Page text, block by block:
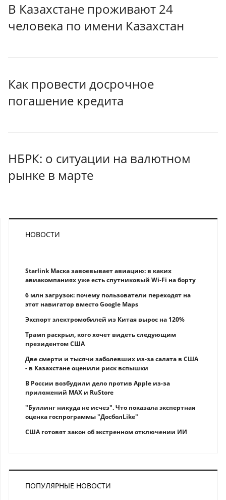
В Казахстане проживают 24
человека по имени Казахстан
Как провести досрочное
погашение кредита
НБРК: о ситуации на валютном
рынке в марте
НОВОСТИ
Starlink Маска завоевывает авиацию: в каких
авиакомпаниях уже есть спутниковый Wi-Fi на борту
6 млн загрузок: почему пользователи переходят на
этот навигатор вместо Google Maps
Экспорт электромобилей из Китая вырос на 120%
Трамп раскрыл, кого хочет видеть следующим
президентом США
Две смерти и тысячи заболевших из-за салата в США
- в Казахстане оценили риск вспышки
В России возбудили дело против Apple из-за
приложений MAX и RuStore
"Буллинг никуда не исчез". Что показала экспертная
оценка госпрограммы "ДосболLike"
США готовят закон об экстренном отключении ИИ
ПОПУЛЯРНЫЕ НОВОСТИ